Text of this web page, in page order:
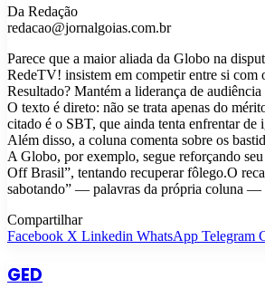
Da Redação
redacao@jornalgoias.com.br
Parece que a maior aliada da Globo na
RedeTV! insistem em competir entre si
Resultado? Mantém a liderança de
O texto é direto: não se trata apenas do
citado é o SBT, que ainda tenta enfrentar
Além disso, a coluna comenta sobre os
A Globo, por exemplo, segue reforçando
Off Brasil”, tentando recuperar fôlego.O
sabotando” — palavras da própria coluna —
Compartilhar
Facebook X Linkedin WhatsApp Telegram
GED